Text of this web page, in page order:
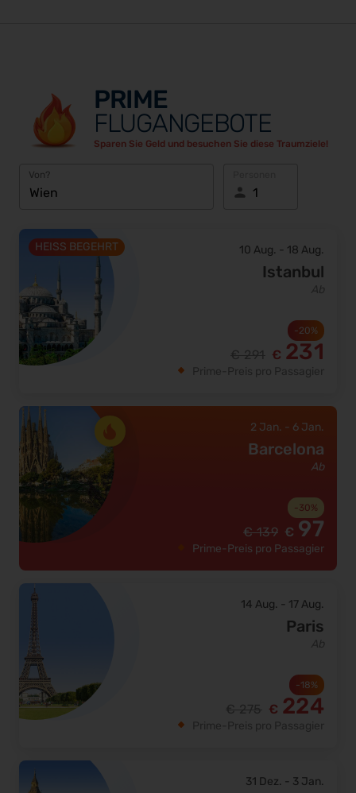
PRIME
FLUGANGEBOTE
Sparen Sie Geld und besuchen Sie diese Traumziele!
Von?
HEISS BEGEHRT 10 Aug. - 18 Aug.
Istanbul
-20%
€ 231
2 Jan. - 6 Jan.
Barcelona
Ab
-30%
€139 € 97
Prime-Preis pro Passagier
14 Aug. - 17 Aug.
Paris
-18%
€ 224
31 Dez. - 3 Jan.